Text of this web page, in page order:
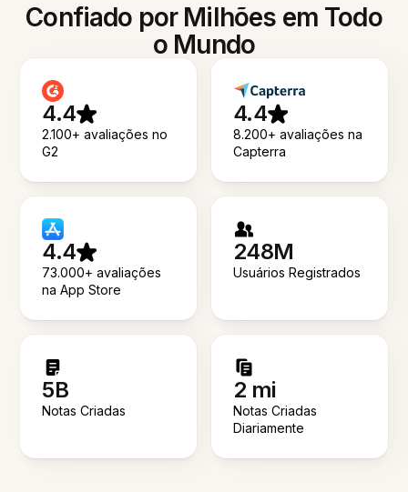
Confiado por Milhões em Todo
o Mundo
4.4
2.100+ avaliações no
G2
4.4
8.200+ avaliações na
Capterra
4.4
73.000+ avaliações
na App Store
248M
Usuários Registrados
5B
Notas Criadas
2 mi
Notas Criadas
Diariamente